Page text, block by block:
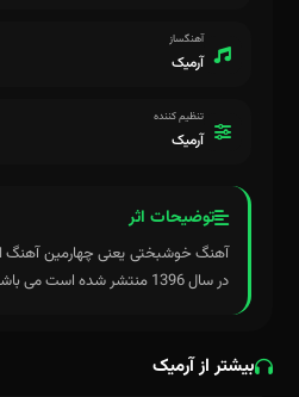
آهنگساز
آرمیک
تنظیم کننده
آرمیک
توضیحات اثر
آهنگ خوشبختی یعنی چهارمین آهنگ
در سال 1396 منتشر شده است می باشد.
بیشتر از آرمیک